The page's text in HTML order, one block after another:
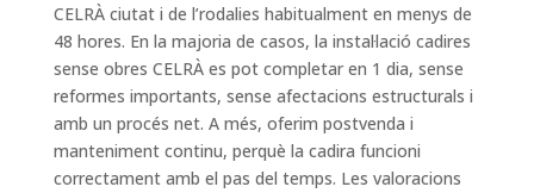
CELRÀ ciutat i de l’rodalies habitualment en menys de
48 hores. En la majoria de casos, la instal·lació cadires
sense obres CELRÀ es pot completar en 1 dia, sense
reformes importants, sense afectacions estructurals i
amb un procés net. A més, oferim postvenda i
manteniment continu, perquè la cadira funcioni
correctament amb el pas del temps. Les valoracions